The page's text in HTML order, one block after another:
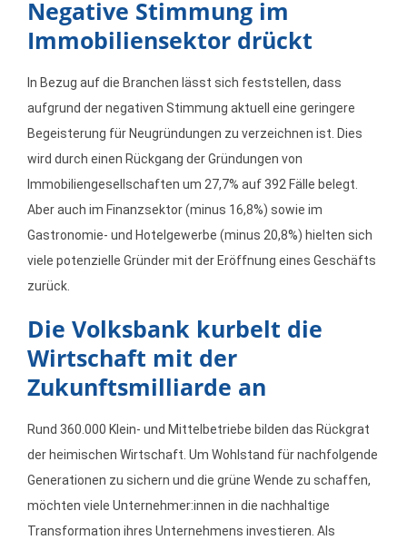
Negative Stimmung im
Immobiliensektor drückt
In Bezug auf die Branchen lässt sich feststellen, dass
aufgrund der negativen Stimmung aktuell eine geringere
Begeisterung für Neugründungen zu verzeichnen ist. Dies
wird durch einen Rückgang der Gründungen von
Immobiliengesellschaften um 27,7% auf 392 Fälle belegt.
Aber auch im Finanzsektor (minus 16,8%) sowie im
Gastronomie- und Hotelgewerbe (minus 20,8%) hielten sich
viele potenzielle Gründer mit der Eröffnung eines Geschäfts
zurück.
Die Volksbank kurbelt die
Wirtschaft mit der
Zukunftsmilliarde an
Rund 360.000 Klein- und Mittelbetriebe bilden das Rückgrat
der heimischen Wirtschaft. Um Wohlstand für nachfolgende
Generationen zu sichern und die grüne Wende zu schaffen,
möchten viele Unternehmer:innen in die nachhaltige
Transformation ihres Unternehmens investieren. Als